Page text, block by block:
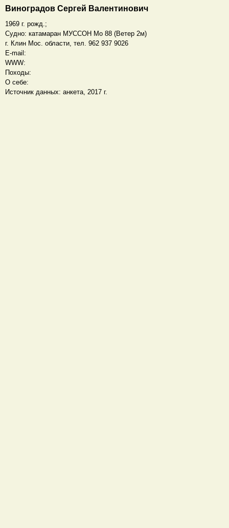
Виноградов Сергей Валентинович
1969 г. рожд.;
Судно: катамаран МУССОН Мо 88 (Ветер 2м)
г. Клин Мос. области, тел. 962 937 9026
E-mail:
WWW:
Походы:
О себе:
Источник данных: анкета, 2017 г.